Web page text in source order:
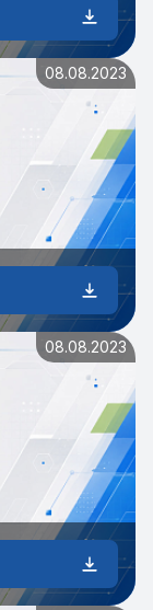
08.08.2023
08.08.2023